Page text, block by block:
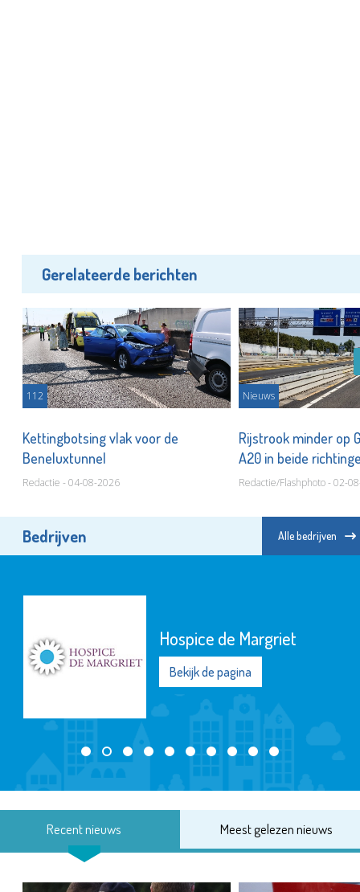
Gerelateerde berichten
112
Kettingbotsing vlak voor de
Beneluxtunnel
Redactie - 04-08-2026
Nieuws
Rijstrook minder op
A20 in beide
Redactie/Flashphoto - 02-
Bedrijven Alle bedrijven
Hospice de Margriet
Bekijk de pagina
Recent nieuws Meest gelezen nieuws